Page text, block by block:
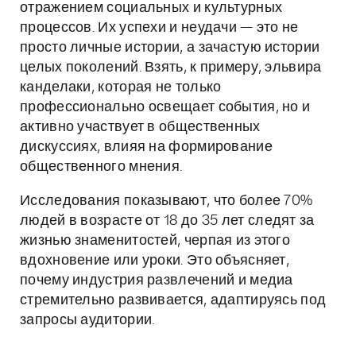
отражением социальных и культурных
процессов. Их успехи и неудачи — это не
просто личные истории, а зачастую истории
целых поколений. Взять, к примеру, эльвира
канделаки, которая не только
профессионально освещает события, но и
активно участвует в общественных
дискуссиях, влияя на формирование
общественного мнения.
Исследования показывают, что более 70%
людей в возрасте от 18 до 35 лет следят за
жизнью знаменитостей, черпая из этого
вдохновение или уроки. Это объясняет,
почему индустрия развлечений и медиа
стремительно развивается, адаптируясь под
запросы аудитории.